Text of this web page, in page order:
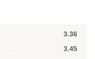
3.36
3.45